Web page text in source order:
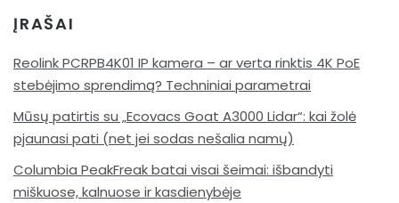
ĮRAŠAI
Reolink PCRPB4K01 IP kamera – ar verta rinktis 4K PoE
stebėjimo sprendimą? Techniniai parametrai
Mūsų patirtis su „Ecovacs Goat A3000 Lidar“: kai žolė
pjaunasi pati (net jei sodas nešalia namų)
Columbia PeakFreak batai visai šeimai: išbandyti
miškuose, kalnuose ir kasdienybėje